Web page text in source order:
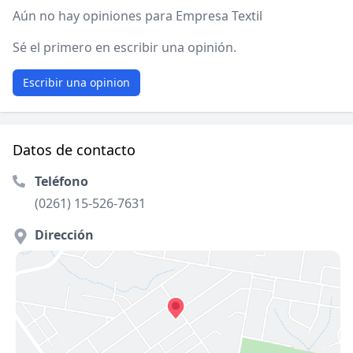
Aún no hay opiniones para Empresa Textil
Sé el primero en escribir una opinión.
Escribir una opinion
Datos de contacto
Teléfono
(0261) 15-526-7631
Dirección